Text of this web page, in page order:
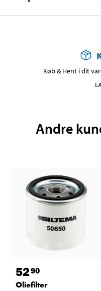
Køb & Hent i dit
Andre
5290
Oliefilter